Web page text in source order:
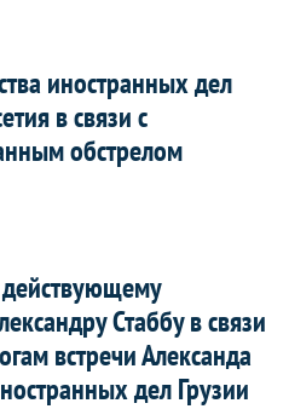
иностранных дел
в связи с
обстрелом
Стаббу в связи
встречи Александа
дел Грузии